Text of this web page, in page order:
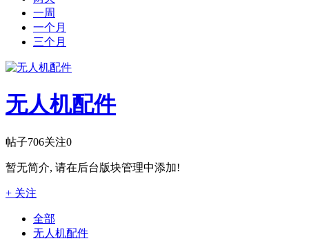
一周
一个月
三个月
无人机配件
帖子706关注0
暂无简介, 请在后台版块管理中添加!
+ 关注
全部
无人机配件